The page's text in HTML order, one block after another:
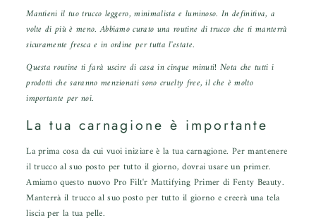
Mantieni il tuo trucco leggero, minimalista e luminoso. In definitiva, a
volte di più è meno. Abbiamo curato una routine di trucco che ti manterrà
sicuramente fresca e in ordine per tutta l'estate.
Questa routine ti farà uscire di casa in cinque minuti! Nota che tutti i
prodotti che saranno menzionati sono cruelty free, il che è molto
importante per noi.
La tua carnagione è importante
La prima cosa da cui vuoi iniziare è la tua carnagione. Per mantenere
il trucco al suo posto per tutto il giorno, dovrai usare un primer.
Amiamo questo nuovo Pro Filt'r Mattifying Primer di Fenty Beauty.
Manterrà il trucco al suo posto per tutto il giorno e creerà una tela
liscia per la tua pelle.